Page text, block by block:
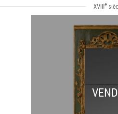
XVIIIe